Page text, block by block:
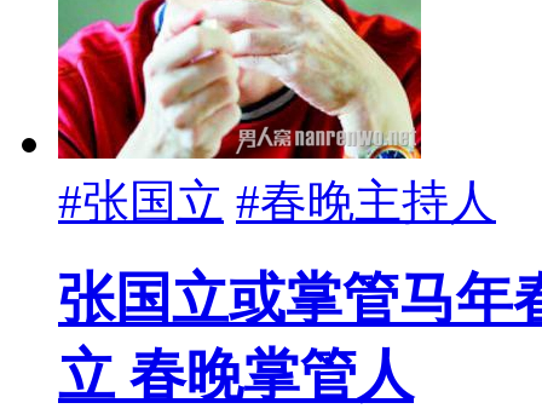
#张国立 #春晚主持人
张国立或掌管马年
立 春晚掌管人